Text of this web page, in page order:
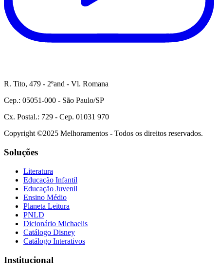
R. Tito, 479 - 2ºand - Vl. Romana
Cep.: 05051-000 - São Paulo/SP
Cx. Postal.: 729 - Cep. 01031 970
Copyright ©2025 Melhoramentos - Todos os direitos reservados.
Soluções
Literatura
Educação Infantil
Educação Juvenil
Ensino Médio
Planeta Leitura
PNLD
Dicionário Michaelis
Catálogo Disney
Catálogo Interativos
Institucional